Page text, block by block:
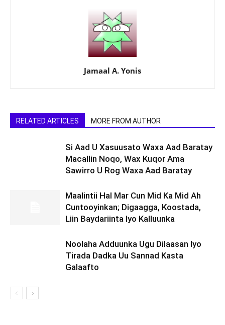
Jamaal A. Yonis
RELATED ARTICLES MORE FROM AUTHOR
Si Aad U Xasuusato Waxa Aad Baratay
Macallin Noqo, Wax Kuqor Ama
Sawirro U Rog Waxa Aad Baratay
Maalintii Hal Mar Cun Mid Ka Mid Ah
Cuntooyinkan; Digaagga, Koostada,
Liin Baydariinta Iyo Kalluunka
Noolaha Adduunka Ugu Dilaasan Iyo
Tirada Dadka Uu Sannad Kasta
Galaafto